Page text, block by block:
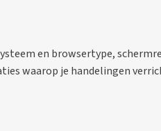
en browsertype,
waarop je handelingen